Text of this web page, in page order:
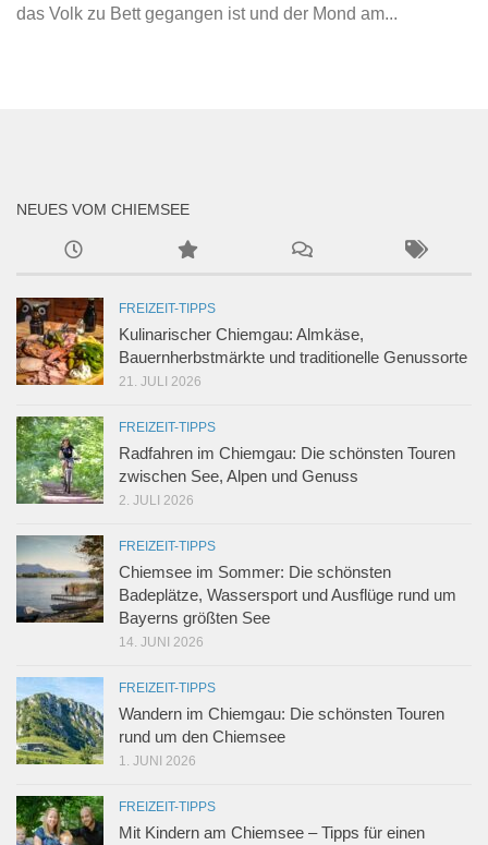
das Volk zu Bett gegangen ist und der Mond am...
NEUES VOM CHIEMSEE
FREIZEIT-TIPPS
Kulinarischer Chiemgau: Almkäse,
Bauernherbstmärkte und traditionelle Genussorte
21. JULI 2026
FREIZEIT-TIPPS
Radfahren im Chiemgau: Die schönsten Touren
zwischen See, Alpen und Genuss
2. JULI 2026
FREIZEIT-TIPPS
Chiemsee im Sommer: Die schönsten
Badeplätze, Wassersport und Ausflüge rund um
Bayerns größten See
14. JUNI 2026
FREIZEIT-TIPPS
Wandern im Chiemgau: Die schönsten Touren
rund um den Chiemsee
1. JUNI 2026
FREIZEIT-TIPPS
Mit Kindern am Chiemsee – Tipps für einen